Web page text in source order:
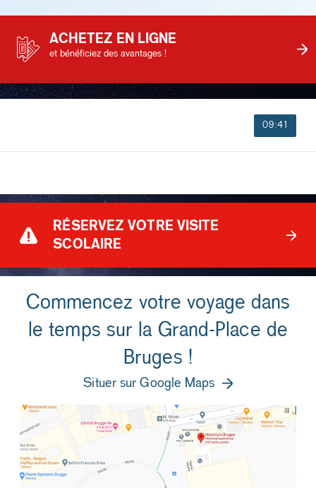
ACHETEZ EN LIGNE
et bénéficiez des avantages !
09:41
RÉSERVEZ VOTRE VISITE
SCOLAIRE
Commencez votre voyage dans
le temps sur la Grand-Place de
Bruges !
Situer sur Google Maps